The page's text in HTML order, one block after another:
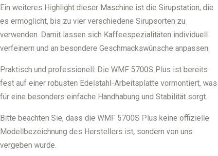
Ein weiteres Highlight dieser Maschine ist die Sirupstation, die
es ermöglicht, bis zu vier verschiedene Sirupsorten zu
verwenden. Damit lassen sich Kaffeespezialitäten individuell
verfeinern und an besondere Geschmackswünsche anpassen.
Praktisch und professionell: Die WMF 5700S Plus ist bereits
fest auf einer robusten Edelstahl-Arbeitsplatte vormontiert, was
für eine besonders einfache Handhabung und Stabilität sorgt.
Bitte beachten Sie, dass die WMF 5700S Plus keine offizielle
Modellbezeichnung des Herstellers ist, sondern von uns
vergeben wurde.